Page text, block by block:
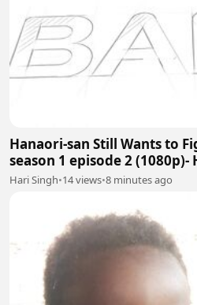
Hanaori-san Still Wants to
season 1 episode 2
Hari Singh•14 views•8 minutes ago